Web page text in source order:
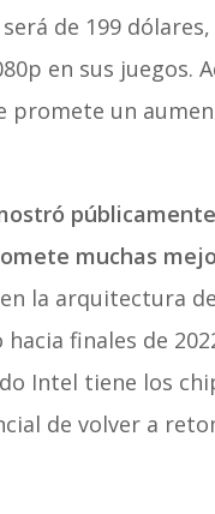
será de 199
en sus juegos.
promete un
muchas
la arquitectura
finales de
Intel tiene los
de volver a